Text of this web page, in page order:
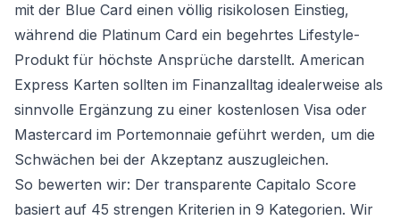
mit der Blue Card einen völlig risikolosen Einstieg,
während die Platinum Card ein begehrtes Lifestyle-
Produkt für höchste Ansprüche darstellt. American
Express Karten sollten im Finanzalltag idealerweise als
sinnvolle Ergänzung zu einer kostenlosen Visa oder
Mastercard im Portemonnaie geführt werden, um die
Schwächen bei der Akzeptanz auszugleichen.
So bewerten wir: Der transparente Capitalo Score
basiert auf 45 strengen Kriterien in 9 Kategorien. Wir